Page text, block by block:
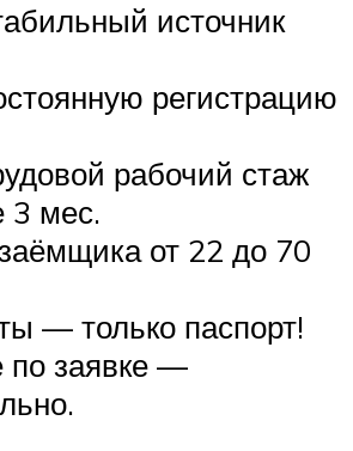
источник
регистрацию
рабочий стаж
3 мес.
от 22 до 70
— только паспорт!
по заявке —